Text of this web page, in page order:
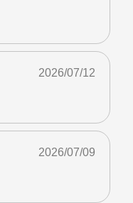
2026/07/12
2026/07/09